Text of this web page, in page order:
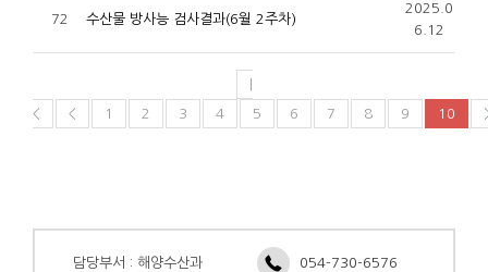
72 수산물 방사능 검사결과(6월 2주차)
2025.0
6.12
< < 1 2 3 4 5 6 7 8 9 10
담당부서 : 해양수산과 054-730-6576